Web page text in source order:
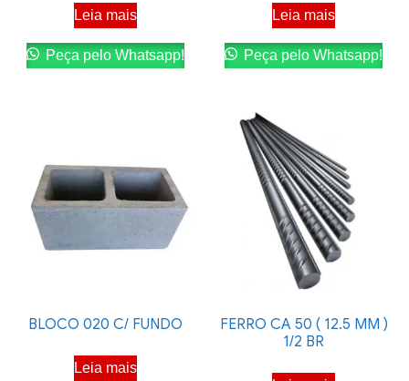
Leia mais
Peça pelo Whatsapp!
Leia mais
Peça pelo Whatsapp!
BLOCO 020 C/ FUNDO
Leia mais
FERRO CA 50 ( 12.5 MM )
1/2 BR